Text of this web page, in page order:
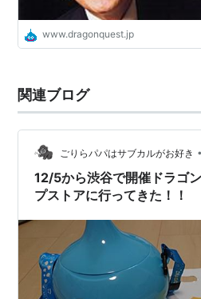
www.dragonquest.jp
関連ブログ
ごりらパパはサブカルがお好き •
12/5から渋谷で開催ドラゴ
プストアに行ってきた！！